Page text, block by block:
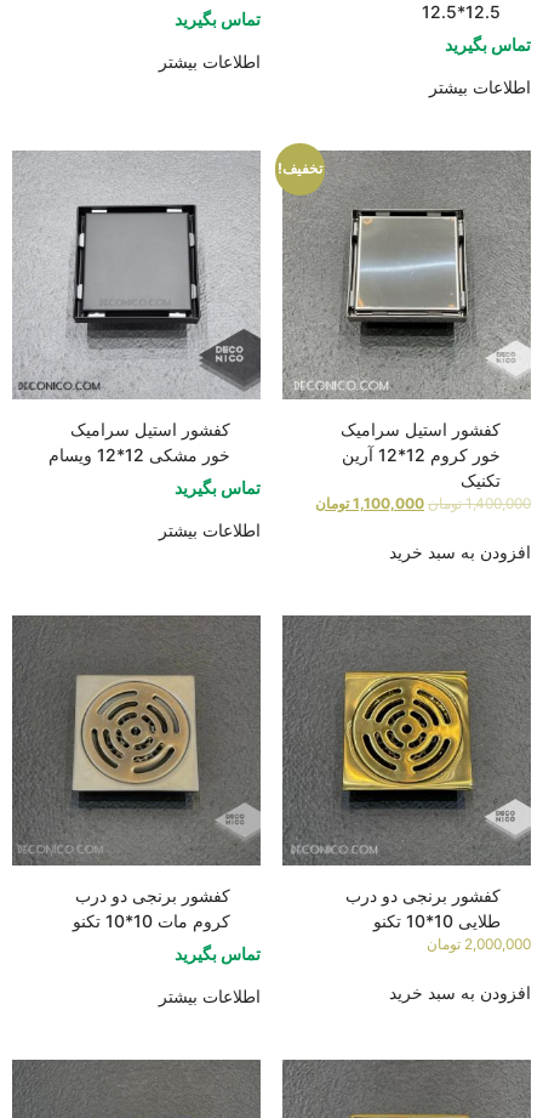
12.5*12.5
تماس بگیرید
اطلاعات بیشتر
تماس بگیرید
اطلاعات بیشتر
تخفیف!
کفشور استیل سرامیک
خور کروم 12*12 آرین
تکنیک
1,400,000 تومان 1,100,000 تومان
افزودن به سبد خرید
کفشور استیل سرامیک
خور مشکی 12*12 ویسام
تماس بگیرید
اطلاعات بیشتر
کفشور برنجی دو درب
طلایی 10*10 تکنو
2,000,000 تومان
افزودن به سبد خرید
کفشور برنجی دو درب
کروم مات 10*10 تکنو
تماس بگیرید
اطلاعات بیشتر